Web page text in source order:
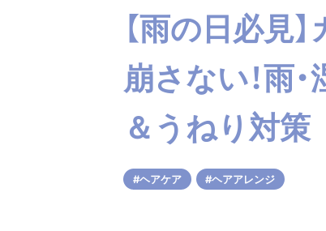
【雨の日必見
崩さない！雨
＆うねり対策
#ヘアケア #ヘアアレンジ
MAGAZINE
#プロフェッショナル向け
#イ
#初心者向け
#商品の選び方
#HOWTO
#製品紹介
#ロン
#ヘアアレンジ
ヘアアイロン診断チャート